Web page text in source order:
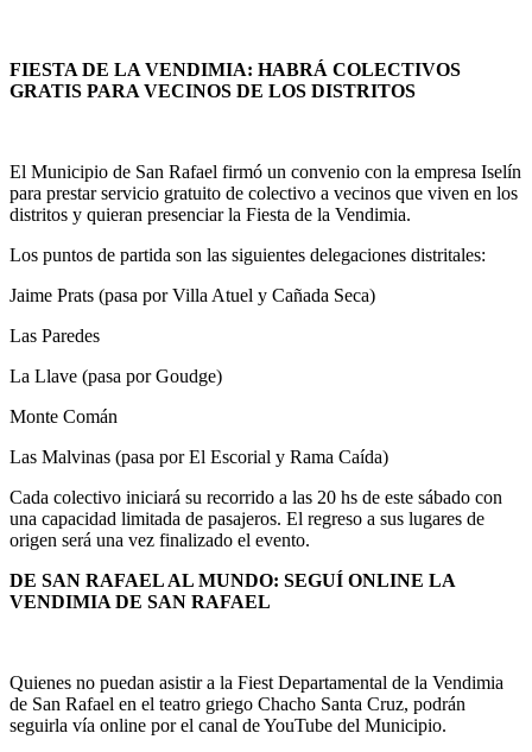
FIESTA DE LA VENDIMIA: HABRÁ COLECTIVOS
GRATIS PARA VECINOS DE LOS DISTRITOS
El Municipio de San Rafael firmó un convenio con la empresa Iselín
para prestar servicio gratuito de colectivo a vecinos que viven en los
distritos y quieran presenciar la Fiesta de la Vendimia.
Los puntos de partida son las siguientes delegaciones distritales:
Jaime Prats (pasa por Villa Atuel y Cañada Seca)
Las Paredes
La Llave (pasa por Goudge)
Monte Comán
Las Malvinas (pasa por El Escorial y Rama Caída)
Cada colectivo iniciará su recorrido a las 20 hs de este sábado con
una capacidad limitada de pasajeros. El regreso a sus lugares de
origen será una vez finalizado el evento.
DE SAN RAFAEL AL MUNDO: SEGUÍ ONLINE LA
VENDIMIA DE SAN RAFAEL
Quienes no puedan asistir a la Fiest Departamental de la Vendimia
de San Rafael en el teatro griego Chacho Santa Cruz, podrán
seguirla vía online por el canal de YouTube del Municipio.